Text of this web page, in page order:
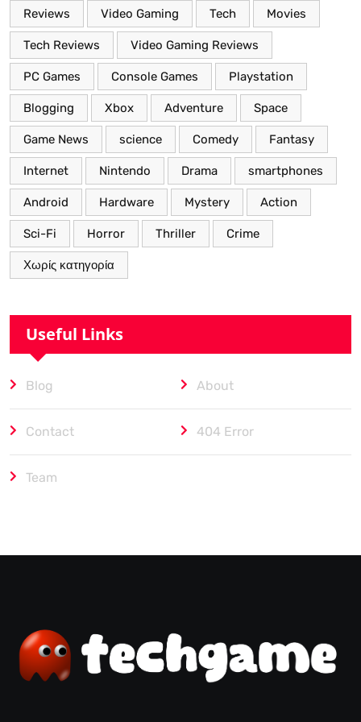
Reviews Video Gaming Tech Movies
Tech Reviews Video Gaming Reviews
PC Games Console Games Playstation
Blogging Xbox Adventure Space
Game News science Comedy Fantasy
Internet Nintendo Drama smartphones
Android Hardware Mystery Action
Sci-Fi Horror Thriller Crime
Χωρίς κατηγορία
Useful Links
Blog About
Contact 404 Error
Team